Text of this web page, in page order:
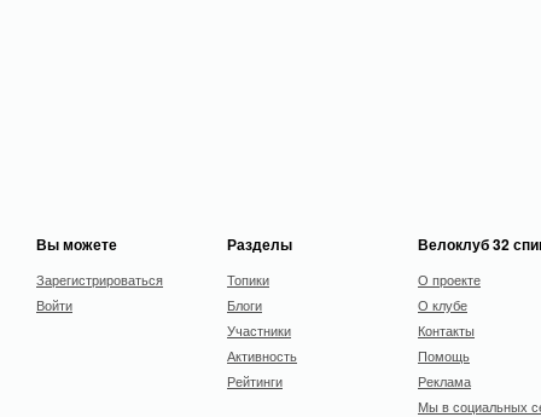
Вы можете
Зарегистрироваться
Войти
Разделы
Топики
Блоги
Участники
Активность
Рейтинги
Велоклуб 32
О проекте
О клубе
Контакты
Помощь
Реклама
Мы в социальных